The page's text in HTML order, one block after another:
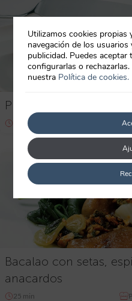
Pimientos rellenos de
40 min
Bacalao con setas,
anacardos
25 min
Utilizamos cookies propias
navegación de los
publicidad. Puedes aceptar
configurarlas o
nuestra Política de cookies.